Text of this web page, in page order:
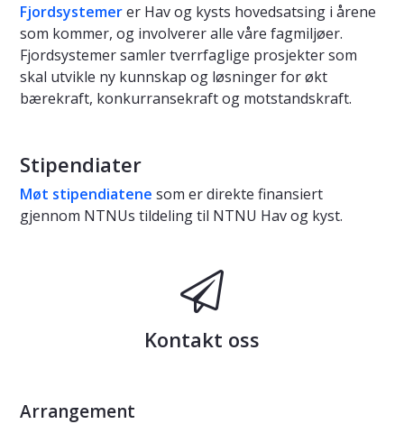
Fjordsystemerer Hav og kysts hovedsatsing i årene
som kommer, og involverer alle våre fagmiljøer.
Fjordsystemer samler tverrfaglige prosjekter som
skal utvikle ny kunnskap og løsninger for økt
bærekraft, konkurransekraft og motstandskraft.
Stipendiater
Møt stipendiatene som er direkte finansiert
gjennom NTNUs tildeling til NTNU Hav og kyst.
Kontakt oss
Arrangement